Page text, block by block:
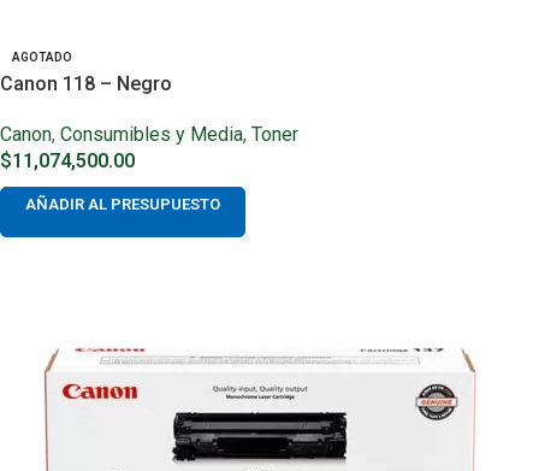
AGOTADO
Canon 118 – Negro
Canon, Consumibles y Media, Toner
$11,074,500.00
AÑADIR AL PRESUPUESTO